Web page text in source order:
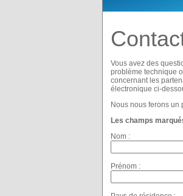
Vous avez des
problème technique
concernant les
électronique ci-
Nous nous ferons
Les champs
Nom :
Prénom :